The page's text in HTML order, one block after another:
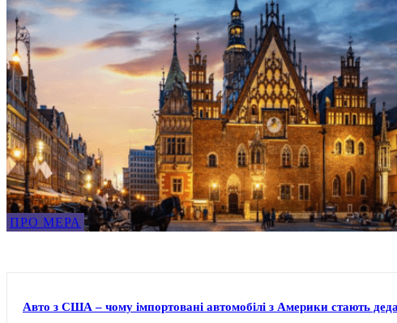
ПРО МЕРА
Авто з США – чому імпортовані автомобілі з Америки стають